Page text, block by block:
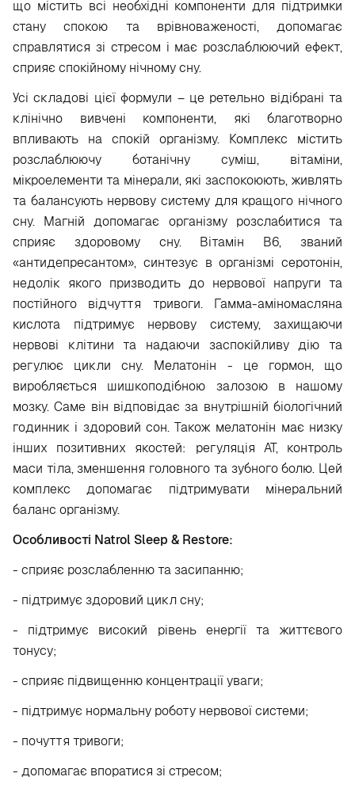
що містить всі необхідні компоненти для підтримки
стану спокою та врівноваженості, допомагає
справлятися зі стресом і має розслаблюючий ефект,
сприяє спокійному нічному сну.
Усі складові цієї формули – це ретельно відібрані та
клінічно вивчені компоненти, які благотворно
впливають на спокій організму. Комплекс містить
розслаблюючу ботанічну суміш, вітаміни,
мікроелементи та мінерали, які заспокоюють, живлять
та балансують нервову систему для кращого нічного
сну. Магній допомагає організму розслабитися та
сприяє здоровому сну. Вітамін В6, званий
«антидепресантом», синтезує в організмі серотонін,
недолік якого призводить до нервової напруги та
постійного відчуття тривоги. Гамма-аміномасляна
кислота підтримує нервову систему, захищаючи
нервові клітини та надаючи заспокійливу дію та
регулює цикли сну. Мелатонін - це гормон, що
виробляється шишкоподібною залозою в нашому
мозку. Саме він відповідає за внутрішній біологічний
годинник і здоровий сон. Також мелатонін має низку
інших позитивних якостей: регуляція АТ, контроль
маси тіла, зменшення головного та зубного болю. Цей
комплекс допомагає підтримувати мінеральний
баланс організму.
Особливості Natrol Sleep & Restore:
- сприяє розслабленню та засипанню;
- підтримує здоровий цикл сну;
- підтримує високий рівень енергії та життєвого
тонусу;
- сприяє підвищенню концентрації уваги;
- підтримує нормальну роботу нервової системи;
- почуття тривоги;
- допомагає впоратися зі стресом;